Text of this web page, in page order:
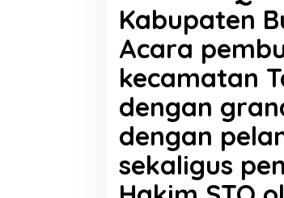
K
a
b
u
p
a
t
e
n
,
B
u
p
Kabupaten
Acara
kecamatan
dengan
dengan
sekaligus